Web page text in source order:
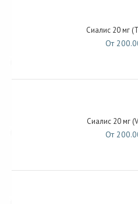
Сиалис 20 мг
От
Сиалис 20 мг
От